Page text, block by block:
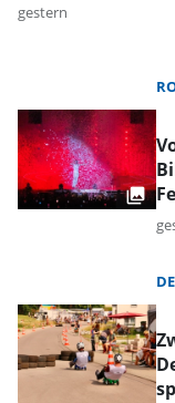
gestern